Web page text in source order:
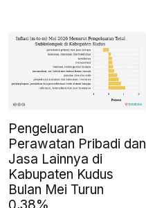
Pengeluaran
Perawatan Pribadi dan
Jasa Lainnya di
Kabupaten Kudus
Bulan Mei Turun
0,38%